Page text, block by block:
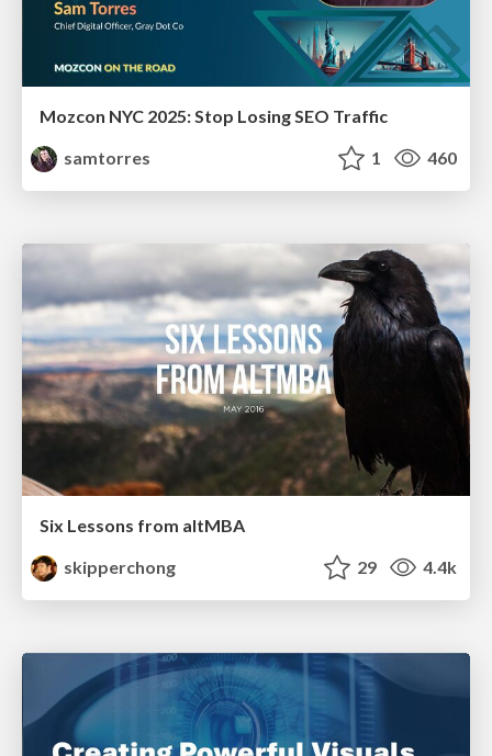
Mozcon NYC 2025: Stop Losing SEO Traffic
samtorres
1 460
Six Lessons from altMBA
skipperchong
29 4.4k